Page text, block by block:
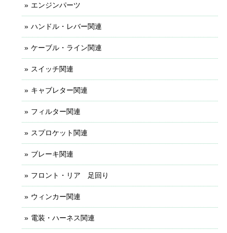
エンジンパーツ
ハンドル・レバー関連
ケーブル・ライン関連
スイッチ関連
キャブレター関連
フィルター関連
スプロケット関連
ブレーキ関連
フロント・リア 足回り
ウィンカー関連
電装・ハーネス関連